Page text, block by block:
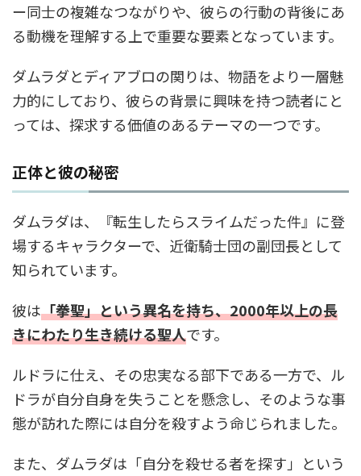
ー同士の複雑なつながりや、彼らの行動の背後にあ
る動機を理解する上で重要な要素となっています。
ダムラダとディアブロの関りは、物語をより一層魅
力的にしており、彼らの背景に興味を持つ読者にと
っては、探求する価値のあるテーマの一つです。
正体と彼の秘密
ダムラダは、『転生したらスライムだった件』に登
場するキャラクターで、近衛騎士団の副団長として
知られています。
彼は「拳聖」という異名を持ち、2000年以上の長
きにわたり生き続ける聖人です。
ルドラに仕え、その忠実なる部下である一方で、ル
ドラが自分自身を失うことを懸念し、そのような事
態が訪れた際には自分を殺すよう命じられました。
また、ダムラダは「自分を殺せる者を探す」という